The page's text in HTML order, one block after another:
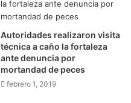
Autoridades realizaron visita
técnica a caño la fortaleza
ante denuncia por
mortandad de peces
febrero 1, 2019